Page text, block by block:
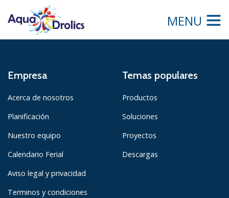
MENU
Empresa
Acerca de nosotros
Planificación
Nuestro equipo
Calendario Ferial
Aviso legal y privacidad
Terminos y condiciones
Temas populares
Productos
Soluciones
Proyectos
Descargas